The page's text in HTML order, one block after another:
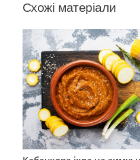
Схожі матеріали